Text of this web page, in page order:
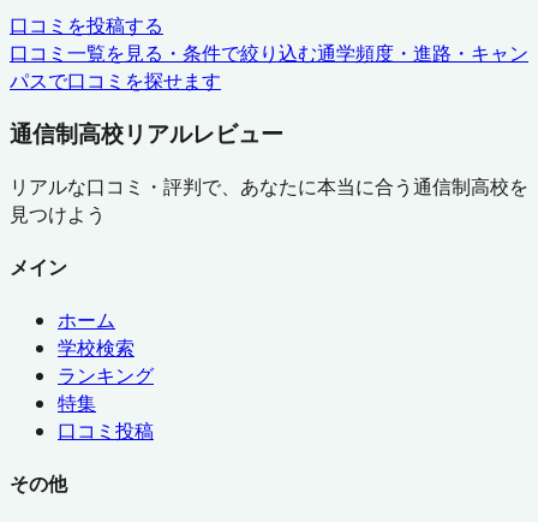
口コミを投稿する
口コミ一覧を見る・条件で絞り込む通学頻度・進路・キャン
パスで口コミを探せます
通信制高校リアルレビュー
リアルな口コミ・評判で、あなたに本当に合う通信制高校を
見つけよう
メイン
ホーム
学校検索
ランキング
特集
口コミ投稿
その他